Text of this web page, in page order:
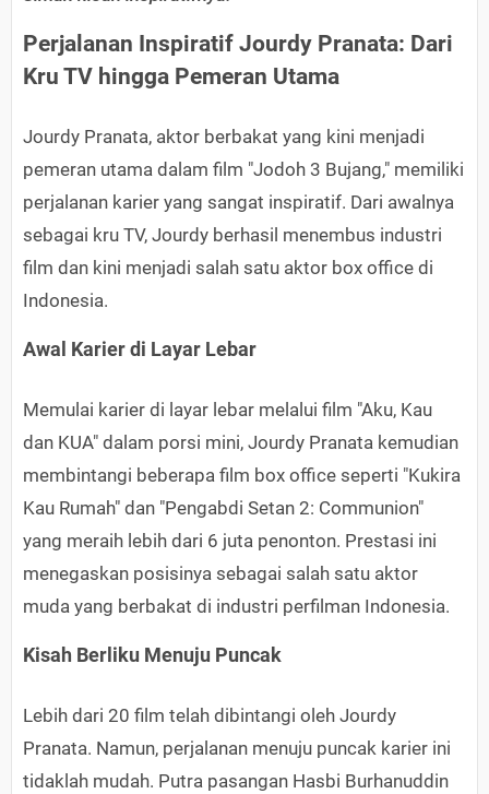
Perjalanan Inspiratif Jourdy Pranata: Dari
Kru TV hingga Pemeran Utama
Jourdy Pranata, aktor berbakat yang kini menjadi
pemeran utama dalam film "Jodoh 3 Bujang," memiliki
perjalanan karier yang sangat inspiratif. Dari awalnya
sebagai kru TV, Jourdy berhasil menembus industri
film dan kini menjadi salah satu aktor box office di
Indonesia.
Awal Karier di Layar Lebar
Memulai karier di layar lebar melalui film "Aku, Kau
dan KUA" dalam porsi mini, Jourdy Pranata kemudian
membintangi beberapa film box office seperti "Kukira
Kau Rumah" dan "Pengabdi Setan 2: Communion"
yang meraih lebih dari 6 juta penonton. Prestasi ini
menegaskan posisinya sebagai salah satu aktor
muda yang berbakat di industri perfilman Indonesia.
Kisah Berliku Menuju Puncak
Lebih dari 20 film telah dibintangi oleh Jourdy
Pranata. Namun, perjalanan menuju puncak karier ini
tidaklah mudah. Putra pasangan Hasbi Burhanuddin